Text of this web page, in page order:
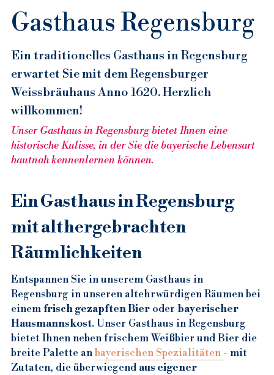
Regensburg A-Z
Brauerei Regensburg
Älteste Weissbierbrauerei
Brauerei Regensburg
Brauhaus Regensburg
Brauhaus Regensburg City
Brauhaus Regensburg Fußgänger
Brauhaus Regensburg Innenstadt
Brauhaus Regensburg Zentrum
Catering Regensburg
Catering Regensburg
Cateringservice Regensburg
Essen Regensburg
Essen Gasthaus Regensburg
Essen in Regensburg
Essen Regensburg City
Essen in Regensburg Innenstadt
Gut Essen in Regensburg
Regensburg City Essen
Bratwürste in Regensburg
Hausgemachte Speisen Regensburg
Gasthaus Regensburg
Gasthaus Brauhaus Regensburg
Gasthaus Regensburg
Gasthof Regensburg
Gastronomie Gasthaus Regensburg
Regensburg Gastronomie
Gastronomie Regensburg Altstadt
Regensburg Gastronomie
Gaststätte Regensburg
Gaststätte Regensburg
Gaststätte Regensburg Altstadt
Gaststätte Regensburg City
Gaststätte Regensburg Innenstad
Gaststätte Regensburg Stadt
Gaststätte Bräuhaus Regensburg
Bier Regensburg
Weißbier Regensburg
Beer Regensburg
Bier Regensburg
Beertasting Regensburg
Biergarten Regensburg
Bar Regensburg
Bar Regensburg
Tourismus Regensburg
Bayerisches Museum
Regensburg Germany Tourism
Regensburg Tourism
Regensburg Altstadt
Regensburg Altstadt
Suche
Reservierung
Gasthaus Regensburg
Ein traditionelles Gasthaus in Regensburg
erwartet Sie mit dem Regensburger
Weissbräuhaus Anno 1620. Herzlich
willkommen!
Unser Gasthaus in Regensburg bietet Ihnen eine
historische Kulisse, in der Sie die bayerische Lebensart
hautnah kennenlernen können.
Ein Gasthaus in Regensburg
mit althergebrachten
Räumlichkeiten
Entspannen Sie in unserem Gasthaus in
Regensburg in unseren altehrwürdigen Räumen bei
einem frisch gezapften Bier oder bayerischer
Hausmannskost. Unser Gasthaus in Regensburg
bietet Ihnen neben frischem Weißbier und Bier die
breite Palette an bayerischen Spezialitäten - mit
Zutaten, die überwiegend aus eigener